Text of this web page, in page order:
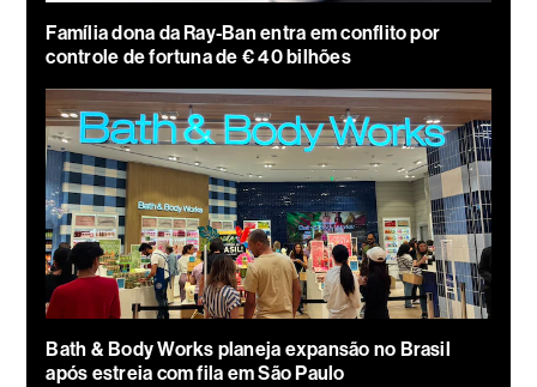
Família dona da Ray-Ban entra em conflito por
controle de fortuna de € 40 bilhões
Bath & Body Works planeja expansão no Brasil
após estreia com fila em São Paulo